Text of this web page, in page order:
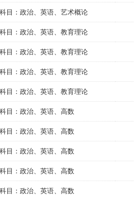
目：政治、英语、艺术概论
目：政治、英语、教育理论
目：政治、英语、教育理论
目：政治、英语、教育理论
目：政治、英语、教育理论
目：政治、英语、高数
目：政治、英语、高数
目：政治、英语、高数
目：政治、英语、高数
目：政治、英语、高数